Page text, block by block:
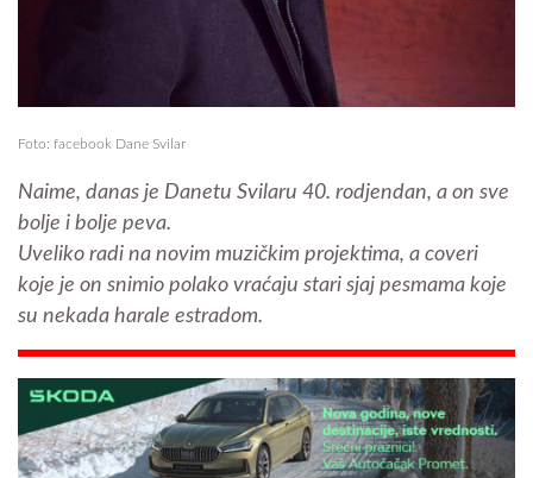
Foto: facebook Dane Svilar
Naime, danas je Danetu Svilaru 40. rodjendan, a on sve
bolje i bolje peva.
Uveliko radi na novim muzičkim projektima, a coveri
koje je on snimio polako vraćaju stari sjaj pesmama koje
su nekada harale estradom.